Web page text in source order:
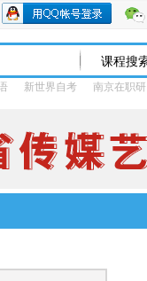
新世界自考 南京在职研